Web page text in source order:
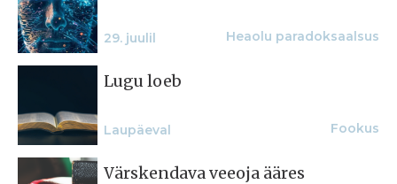
29. juulil Heaolu paradoksaalsus
Lugu loeb
Laupäeval Fookus
Värskendava veeoja ääres